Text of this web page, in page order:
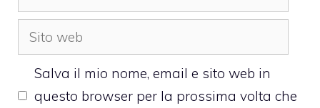
Sito
web
Salva il mio nome, email e sito web in
questo browser per la prossima volta che